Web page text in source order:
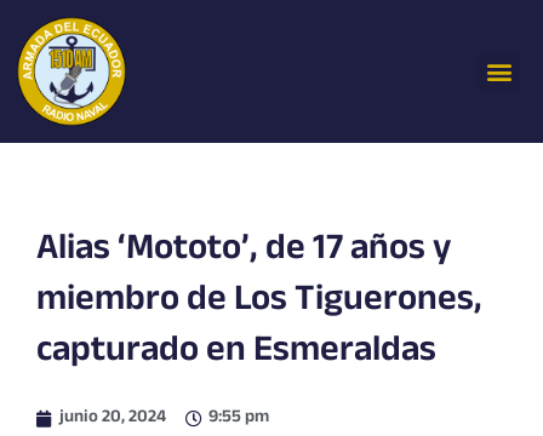
contenido
Alias ‘Mototo’, de 17 años y
miembro de Los Tiguerones,
capturado en Esmeraldas
junio 20, 2024 9:55 pm